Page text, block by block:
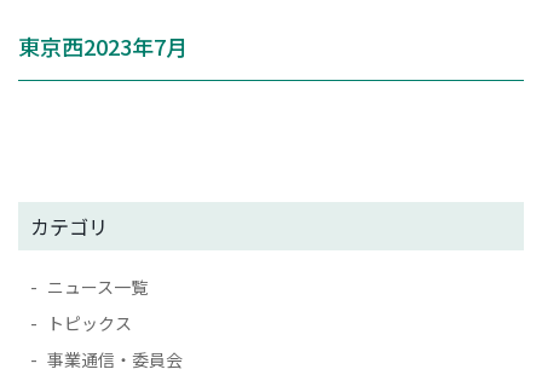
東京西2023年7月
カテゴリ
ニュース一覧
トピックス
事業通信・委員会